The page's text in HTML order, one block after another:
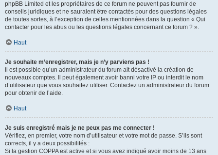
phpBB Limited et les propriétaires de ce forum ne peuvent pas fournir de
conseils juridiques et ne sauraient être contactés pour des questions légales
de toutes sortes, à l’exception de celles mentionnées dans la question « Qui
contacter pour les abus ou les questions légales concernant ce forum ? ».
Haut
Je souhaite m’enregistrer, mais je n’y parviens pas !
Il est possible qu’un administrateur du forum ait désactivé la création de
nouveaux comptes. Il peut également avoir banni votre IP ou interdit le nom
d’utilisateur que vous souhaitez utiliser. Contactez un administrateur du forum
pour obtenir de l’aide.
Haut
Je suis enregistré mais je ne peux pas me connecter !
Vérifiez, en premier, votre nom d’utilisateur et votre mot de passe. S’ils sont
corrects, il y a deux possibilités :
Si la gestion COPPA est active et si vous avez indiqué avoir moins de 13 ans